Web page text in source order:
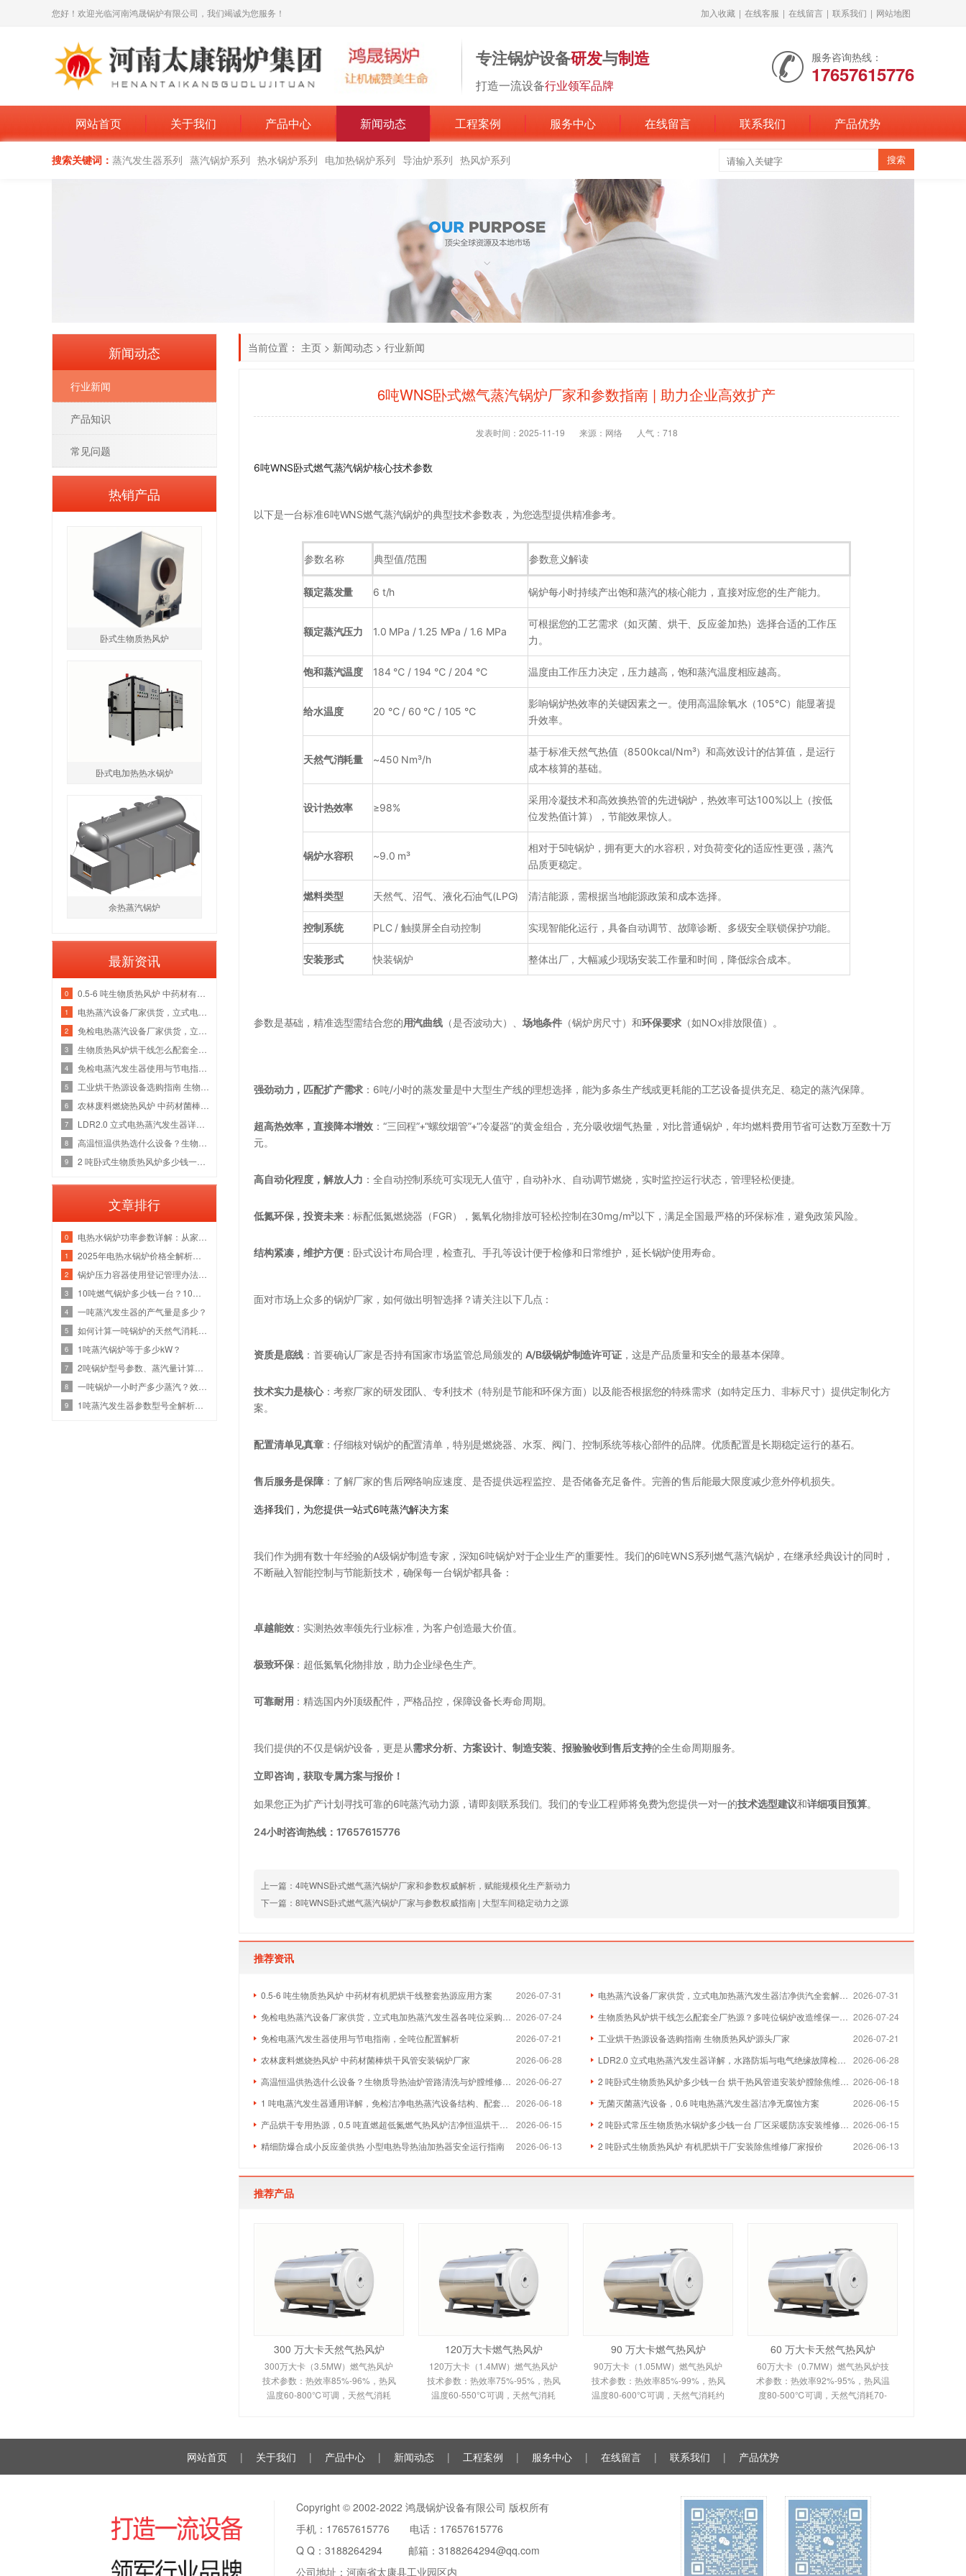
您好！欢迎光临河南鸿晟锅炉有限公司，我们竭诚为您服务！ 加入收藏 | 在线客服 | 在线留言 | 联系我们 | 网站地图
专注锅炉设备研发与制造
打造一流设备行业领军品牌
服务咨询热线：
17657615776
网站首页 关于我们 产品中心 新闻动态 工程案例 服务中心 在线留言 联系我们 产品优势
搜索关键词： 蒸汽发生器系列 蒸汽锅炉系列 热水锅炉系列 电加热锅炉系列 导油炉系列 热风炉系列
当前位置： 主页 > 新闻动态 > 行业新闻
6吨WNS卧式燃气蒸汽锅炉厂家和参数指南 | 助力企业高效扩产
发表时间：2025-11-19 来源：网络 人气： 718
6吨WNS卧式燃气蒸汽锅炉核心技术参数
以下是一台标准6吨WNS燃气蒸汽锅炉的典型技术参数表，为您选型提供精准参考。
参数名称 典型值/范围 参数意义解读
额定蒸发量 6 t/h 锅炉每小时持续产出饱和蒸汽的核心能力，直接对应您的生产能力。
额定蒸汽压力 1.0 MPa / 1.25 MPa / 1.6 MPa
可根据您的工艺需求（如灭菌、烘干、反应釜加热）选择合适的工作压
力。
饱和蒸汽温度 184 ℃ / 194 ℃ / 204 ℃ 温度由工作压力决定，压力越高，饱和蒸汽温度相应越高。
给水温度 20 ℃ / 60 ℃ / 105 ℃
影响锅炉热效率的关键因素之一。使用高温除氧水（105℃）能显著提
升效率。
天然气消耗量 ~450 Nm³/h
基于标准天然气热值（8500kcal/Nm³）和高效设计的估算值，是运行
成本核算的基础。
设计热效率 ≥98%
采用冷凝技术和高效换热管的先进锅炉，热效率可达100%以上（按低
位发热值计算），节能效果惊人。
锅炉水容积 ~9.0 m³
相对于5吨锅炉，拥有更大的水容积，对负荷变化的适应性更强，蒸汽
品质更稳定。
燃料类型 天然气、沼气、液化石油气(LPG) 清洁能源，需根据当地能源政策和成本选择。
控制系统 PLC / 触摸屏全自动控制 实现智能化运行，具备自动调节、故障诊断、多级安全联锁保护功能。
安装形式 快装锅炉 整体出厂，大幅减少现场安装工作量和时间，降低综合成本。
参数是基础，精准选型需结合您的用汽曲线（是否波动大）、 场地条件 （锅炉房尺寸）和环保要求 （如NOx排放限值）。
强劲动力，匹配扩产需求 ：6吨/小时的蒸发量是中大型生产线的理想选择，能为多条生产线或更耗能的工艺设备提供充足、稳定的蒸汽保障。
超高热效率，直接降本增效 ：“三回程”+“螺纹烟管”+“冷凝器”的黄金组合，充分吸收烟气热量，对比普通锅炉，年均燃料费用节省可达数万至数十万
元。
高自动化程度，解放人力 ：全自动控制系统可实现无人值守，自动补水、自动调节燃烧，实时监控运行状态，管理轻松便捷。
低氮环保，投资未来：标配低氮燃烧器（FGR），氮氧化物排放可轻松控制在30mg/m³以下，满足全国最严格的环保标准，避免政策风险。
结构紧凑，维护方便：卧式设计布局合理，检查孔、手孔等设计便于检修和日常维护，延长锅炉使用寿命。
面对市场上众多的锅炉厂家，如何做出明智选择？请关注以下几点：
资质是底线 ：首要确认厂家是否持有国家市场监管总局颁发的 A/B级锅炉制造许可证，这是产品质量和安全的最基本保障。
技术实力是核心：考察厂家的研发团队、专利技术（特别是节能和环保方面）以及能否根据您的特殊需求（如特定压力、非标尺寸）提供定制化方
案。
配置清单见真章：仔细核对锅炉的配置清单，特别是燃烧器、水泵、阀门、控制系统等核心部件的品牌。优质配置是长期稳定运行的基石。
售后服务是保障：了解厂家的售后网络响应速度、是否提供远程监控、是否储备充足备件。完善的售后能最大限度减少意外停机损失。
选择我们，为您提供一站式6吨蒸汽解决方案
我们作为拥有数十年经验的A级锅炉制造专家，深知6吨锅炉对于企业生产的重要性。我们的6吨WNS系列燃气蒸汽锅炉，在继承经典设计的同时，
不断融入智能控制与节能新技术，确保每一台锅炉都具备：
卓越能效：实测热效率领先行业标准，为客户创造最大价值。
极致环保：超低氮氧化物排放，助力企业绿色生产。
可靠耐用 ：精选国内外顶级配件，严格品控，保障设备长寿命周期。
我们提供的不仅是锅炉设备，更是从需求分析、方案设计、制造安装、报验验收到售后支持的全生命周期服务。
立即咨询，获取专属方案与报价！
如果您正为扩产计划寻找可靠的6吨蒸汽动力源，请即刻联系我们。我们的专业工程师将免费为您提供一对一的技术选型建议和详细项目预算。
24小时咨询热线：17657615776
上一篇：4吨WNS卧式燃气蒸汽锅炉厂家和参数权威解析，赋能规模化生产新动力
下一篇：8吨WNS卧式燃气蒸汽锅炉厂家与参数权威指南 | 大型车间稳定动力之源
推荐资讯
2026-07-31
0.5-6 吨生物质热风炉 中药材有机肥烘干线整套热源应用方案 2026-07-31
电热蒸汽设备厂家供货，立式电加热蒸汽发生器洁净供汽全套解决方案
2026-07-24
免检电热蒸汽设备厂家供货，立式电加热蒸汽发生器各吨位采购成本分析 2026-07-24
生物质热风炉烘干线怎么配套全厂热源？多吨位锅炉改造维保一站式方案
2026-07-21
免检电蒸汽发生器使用与节电指南，全吨位配置解析 2026-07-21
工业烘干热源设备选购指南 生物质热风炉源头厂家
2026-06-28
农林废料燃烧热风炉 中药材菌棒烘干风管安装锅炉厂家 2026-06-28
LDR2.0 立式电热蒸汽发生器详解，水路防垢与电气绝缘故障检修指南
2026-06-27
高温恒温供热选什么设备？生物质导热油炉管路清洗与炉膛维修实体厂家 2026-06-18
2 吨卧式生物质热风炉多少钱一台 烘干热风管道安装炉膛除焦维修厂家
2026-06-18
1 吨电蒸汽发生器通用详解，免检洁净电热蒸汽设备结构、配套与维保全指南 2026-06-15
无菌灭菌蒸汽设备，0.6 吨电热蒸汽发生器洁净无腐蚀方案
2026-06-15
产品烘干专用热源，0.5 吨直燃超低氮燃气热风炉洁净恒温烘干方案 2026-06-15
2 吨卧式常压生物质热水锅炉多少钱一台 厂区采暖防冻安装维修厂家
2026-06-13
精细防爆合成小反应釜供热 小型电热导热油加热器安全运行指南 2026-06-13
2 吨卧式生物质热风炉 有机肥烘干厂安装除焦维修厂家报价
推荐产品
300 万大卡天然气热风炉
300万大卡（3.5MW）燃气热风炉
技术参数：热效率85%-96%，热风
温度60-800℃可调，天然气消耗
换热原理、间接换热技术及
120万大卡燃气热风炉
120万大卡（1.4MW）燃气热风炉
技术参数：热效率75%-95%，热风
温度60-550℃可调，天然气消耗
术及全自动控制。适用于
90 万大卡燃气热风炉
90万大卡（1.05MW）燃气热风炉
技术参数：热效率85%-99%，热风
温度80-600℃可调，天然气消耗约
自动安全控制。适用于化工
60 万大卡天然气热风炉
60万大卡（0.7MW）燃气热风炉技
术参数：热效率92%-95%，热风温
度80-500℃可调，天然气消耗70-
于食品、粮食、物料烘干
新闻动态
行业新闻
产品知识
常见问题
热销产品
卧式生物质热风炉
卧式电加热热水锅炉
余热蒸汽锅炉
最新资讯
0
1
2
3
4
5
6
7
8
9
文章排行
0
1
2
3
4 一吨蒸汽发生器的产气量是多少？
5
6 1吨蒸汽锅炉等于多少kW？
7
8
9
网站首页 | 关于我们 | 产品中心 | 新闻动态 | 工程案例 | 服务中心 | 在线留言 | 联系我们 | 产品优势
Copyright © 2002-2022 鸿晟锅炉设备有限公司 版权所有
手机：17657615776 电话：17657615776
Q Q： 3188264294 邮箱：3188264294@qq.com
公司地址：河南省太康县工业园区内